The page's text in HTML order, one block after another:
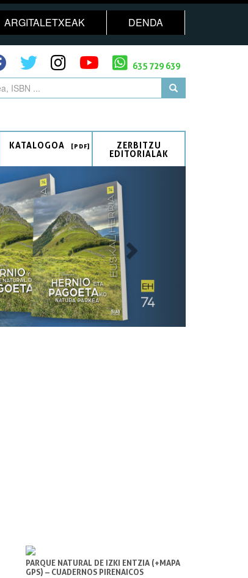
ARGITALETXEAK DENDA
635 729 639
KATALOGOA
ZERBITZU
EDITORIALAK
PARQUE NATURAL DE IZKI ENTZIA (+MAPA
GPS) – CUADERNOS PIRENAICOS